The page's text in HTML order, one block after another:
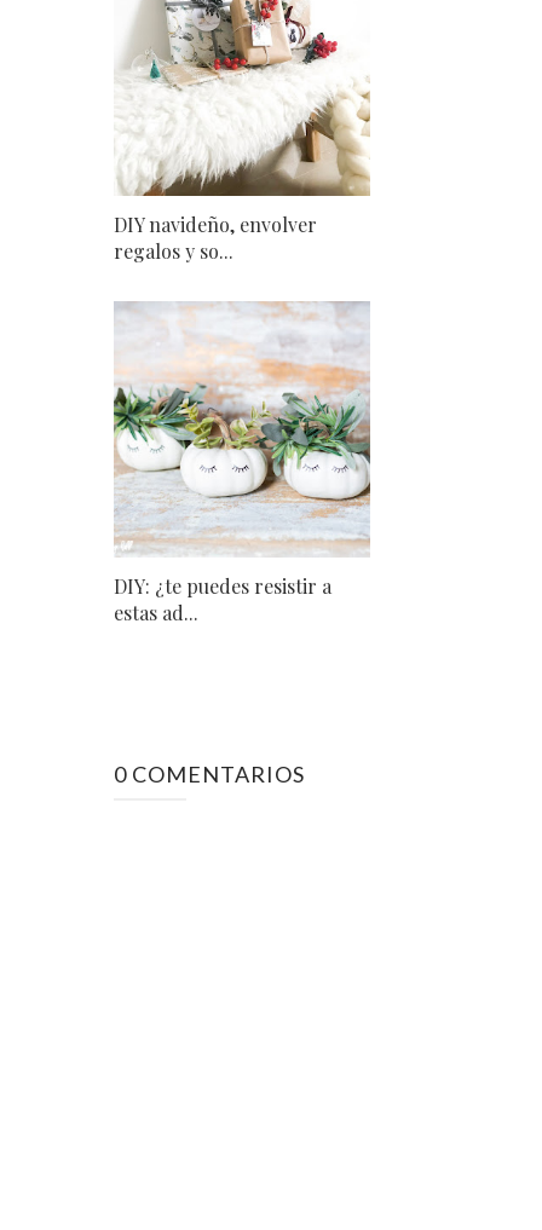
DIY navideño, envolver
regalos y so...
DIY: ¿te puedes resistir a
estas ad...
0 COMENTARIOS